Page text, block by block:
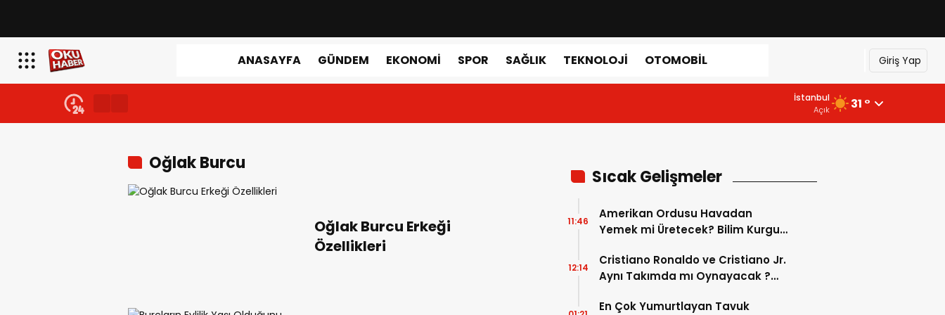
ANASAYFA GÜNDEM EKONOMI SPOR SAĞLIK TEKNOLOJI OTOMOBIL Giriş Yap
İstanbul
Açık 31 °
Oğlak Burcu
Oğlak Burcu Erkeği
Özellikleri
Sıcak Gelişmeler
Amerikan Ordusu Havadan
Yemek mi Üretecek? Bilim Kurgu
11:46
Cristiano Ronaldo ve Cristiano Jr.
Aynı Takımda mı Oynayacak ?
Dönemimi Başlıyor ?
12:14
En Çok Yumurtlayan Tavuk